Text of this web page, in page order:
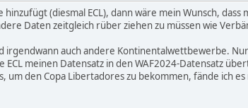
(diesmal ECL), dann wäre mein Wunsch,
Daten zeitgleich rüber ziehen zu müssen wie
irgendwann auch andere Kontinentalwettbewerbe.
meinen Datensatz in den WAF2024-Datensatz
um den Copa Libertadores zu bekommen, fände ich